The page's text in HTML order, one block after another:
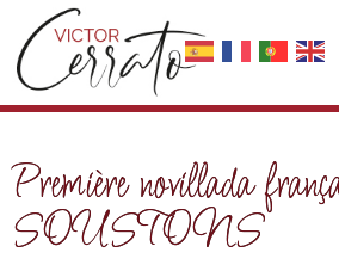
Première novillada
SOUSTONS